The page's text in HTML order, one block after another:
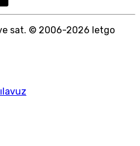
sat. © 2006-2026 letgo